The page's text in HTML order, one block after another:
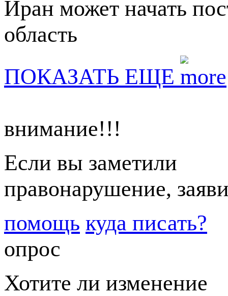
Иран может начать
область
ПОКАЗАТЬ ЕЩЕ
внимание!!!
Если вы заметили
правонарушение,
помощь куда писать?
опрос
Хотите ли изменение